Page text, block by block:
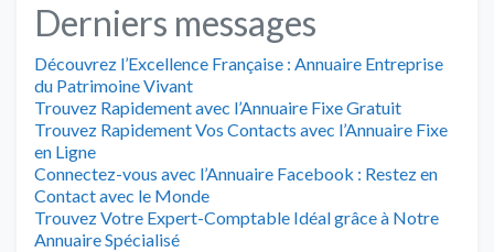
Derniers messages
Découvrez l’Excellence Française : Annuaire Entreprise
du Patrimoine Vivant
Trouvez Rapidement avec l’Annuaire Fixe Gratuit
Trouvez Rapidement Vos Contacts avec l’Annuaire Fixe
en Ligne
Connectez-vous avec l’Annuaire Facebook : Restez en
Contact avec le Monde
Trouvez Votre Expert-Comptable Idéal grâce à Notre
Annuaire Spécialisé